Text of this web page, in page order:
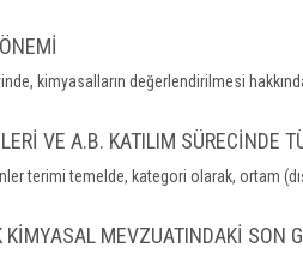
kimyasalların değerlendirilmesi
VE A.B. KATILIM SÜRECİNDE
terimi temelde, kategori olarak, ortam
MEVZUATINDAKİ SON